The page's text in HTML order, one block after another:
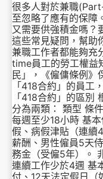
很多人對於兼職
至忽略了應有的保
又需要供強積金嗎？
這些常見疑問，幫助
兼職工作者都能夠
time員工的勞工權益
民」，《僱傭條例》
「418合約」的員工
「418合約」的區別
分為兩類： 類型 條
每週至少18小時 基
假、病假津貼（連續
薪酬、男性僱員5天
務金（受僱5年）。
連續工作少於4週 基